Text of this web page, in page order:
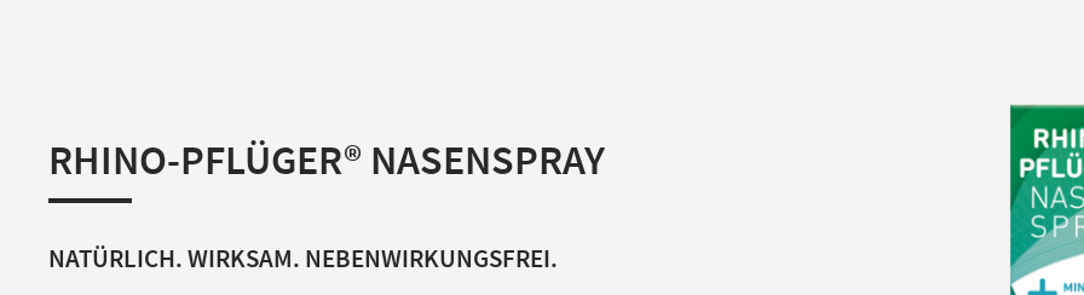
RHINO-PFLÜGER® NASENSPRAY
NATÜRLICH. WIRKSAM. NEBENWIRKUNGSFREI.